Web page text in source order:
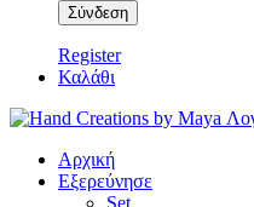
Register
Καλάθι
Αρχική
Εξερεύνησε
Set